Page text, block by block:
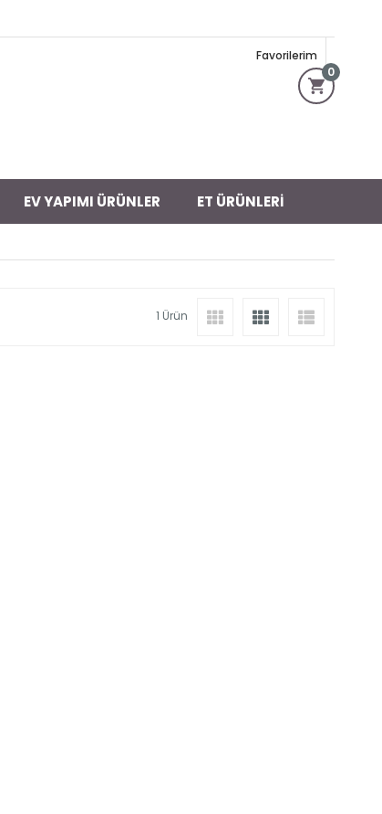
0
Favorilerim
EV YAPIMI ÜRÜNLER ET ÜRÜNLERI
1 Ürün